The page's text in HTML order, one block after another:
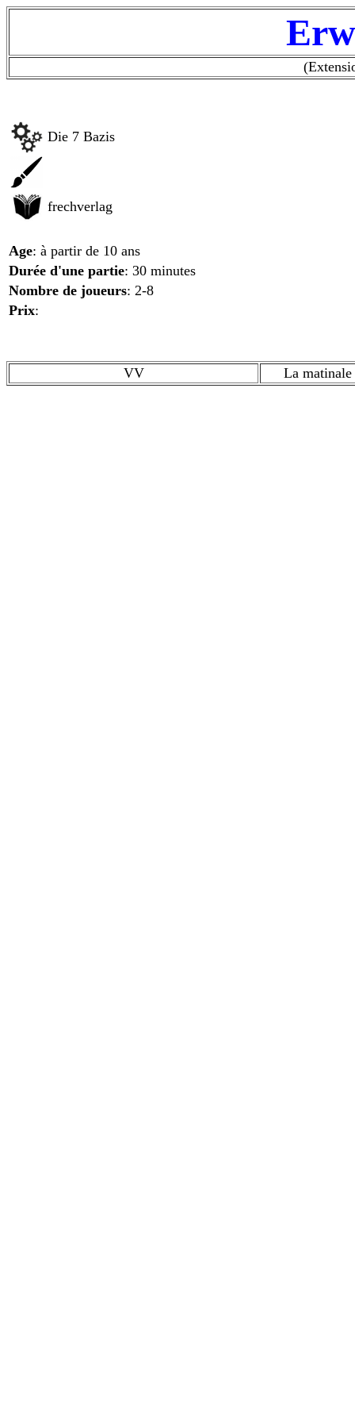
Die 7 Bazis
frechverlag
Age: à partir de 10 ans
Durée d'une partie: 30 minutes
Nombre de joueurs: 2-8
Prix:
VV La